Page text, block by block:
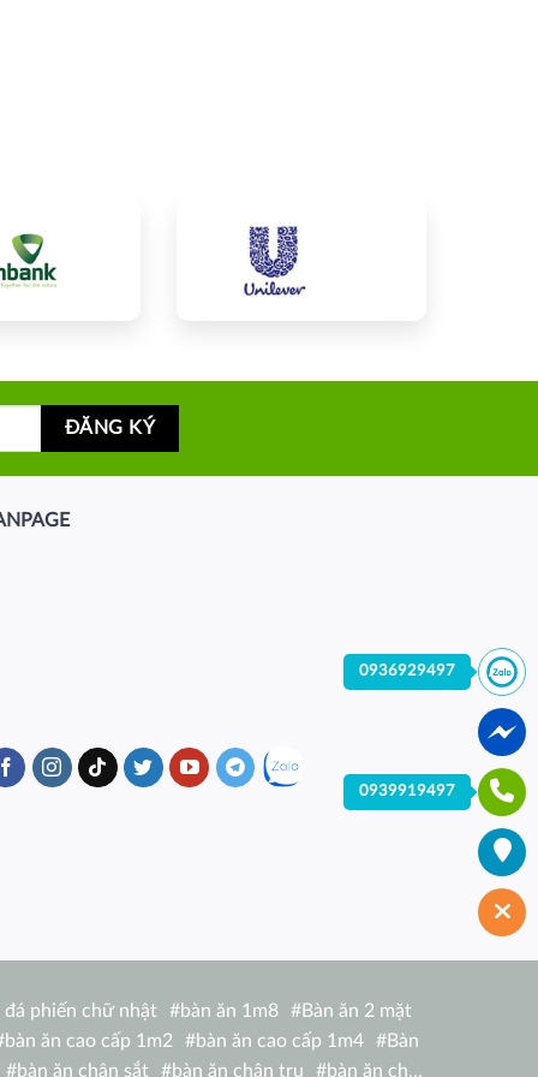
phiến chữ nhật #bàn ăn 1m8 #Bàn ăn 2 mặt
bàn ăn cao cấp 1m2 #bàn ăn cao cấp 1m4 #Bàn
#bàn ăn chân sắt #bàn ăn chân trụ #bàn ăn chữ
0936929497
0939919497